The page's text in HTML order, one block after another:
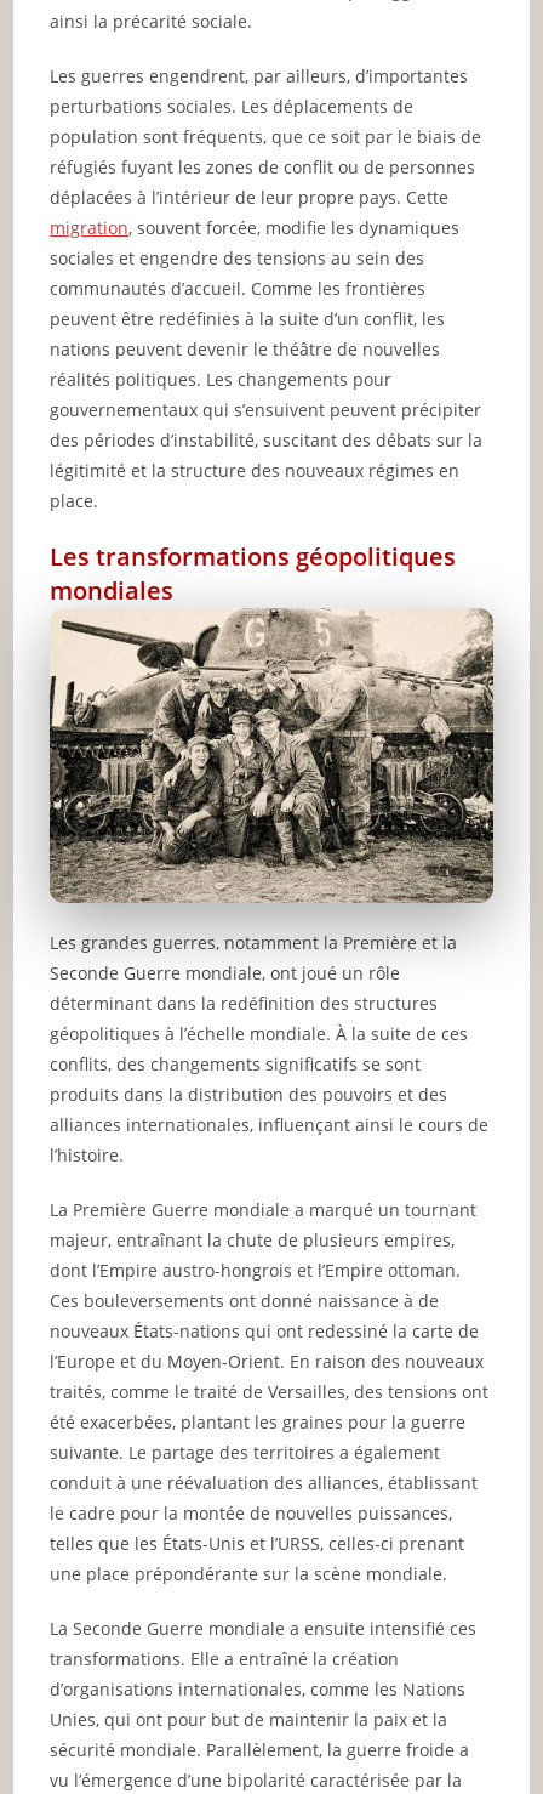
ainsi la précarité sociale.
Les guerres engendrent, par ailleurs, d’importantes
perturbations sociales. Les déplacements de
population sont fréquents, que ce soit par le biais de
réfugiés fuyant les zones de conflit ou de personnes
déplacées à l’intérieur de leur propre pays. Cette
migration, souvent forcée, modifie les dynamiques
sociales et engendre des tensions au sein des
communautés d’accueil. Comme les frontières
peuvent être redéfinies à la suite d’un conflit, les
nations peuvent devenir le théâtre de nouvelles
réalités politiques. Les changements pour
gouvernementaux qui s’ensuivent peuvent précipiter
des périodes d’instabilité, suscitant des débats sur la
légitimité et la structure des nouveaux régimes en
place.
Les transformations géopolitiques
mondiales
Les grandes guerres, notamment la Première et la
Seconde Guerre mondiale, ont joué un rôle
déterminant dans la redéfinition des structures
géopolitiques à l’échelle mondiale. À la suite de ces
conflits, des changements significatifs se sont
produits dans la distribution des pouvoirs et des
alliances internationales, influençant ainsi le cours de
l’histoire.
La Première Guerre mondiale a marqué un tournant
majeur, entraînant la chute de plusieurs empires,
dont l’Empire austro-hongrois et l’Empire ottoman.
Ces bouleversements ont donné naissance à de
nouveaux États-nations qui ont redessiné la carte de
l’Europe et du Moyen-Orient. En raison des nouveaux
traités, comme le traité de Versailles, des tensions ont
été exacerbées, plantant les graines pour la guerre
suivante. Le partage des territoires a également
conduit à une réévaluation des alliances, établissant
le cadre pour la montée de nouvelles puissances,
telles que les États-Unis et l’URSS, celles-ci prenant
une place prépondérante sur la scène mondiale.
La Seconde Guerre mondiale a ensuite intensifié ces
transformations. Elle a entraîné la création
d’organisations internationales, comme les Nations
Unies, qui ont pour but de maintenir la paix et la
sécurité mondiale. Parallèlement, la guerre froide a
vu l’émergence d’une bipolarité caractérisée par la